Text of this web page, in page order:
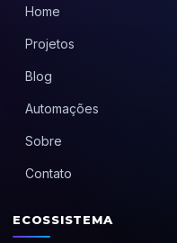
Home
Projetos
Blog
Automações
Sobre
Contato
ECOSSISTEMA